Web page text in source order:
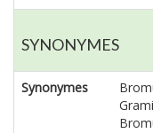
SYNONYMES
Synonymes